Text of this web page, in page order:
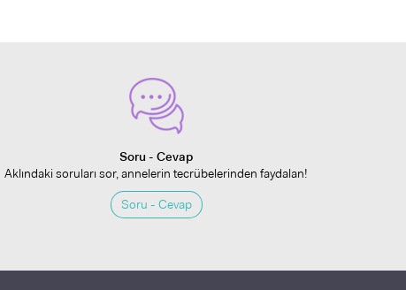
Soru - Cevap
Aklındaki soruları sor, annelerin tecrübelerinden faydalan!
Soru - Cevap